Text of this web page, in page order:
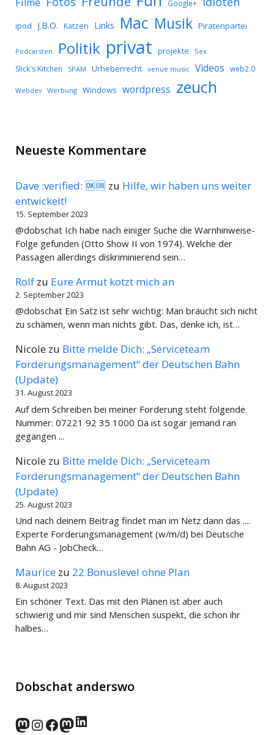
Google+
ipod J.B.O. Katzen Links Mac Musik Piratenpartei
Podcarsten Politik privat projekte Sex
Slick's Kitchen SPAM Urheberrecht venue music Videos web2.0
Webdev Werbung Windows wordpress zeuch
Neueste Kommentare
Dave :verified: 🆗🆒 zu Hilfe, wir haben uns weiter
entwickelt!
15. September 2023
@dobschat Ich habe nach einiger Suche die Warnhinweise-
Folge gefunden (Otto Show II von 1974). Welche der
Passagen allerdings diskriminierend sein…
Rolf zu Eure Armut kotzt mich an
2. September 2023
@dobschat Ein Satz ist sehr wichtig: Man braucht sich nicht
zu schämen, wenn man nichts gibt. Das, denke ich, ist…
Nicole zu Bitte melde Dich: „Serviceteam
Forderungsmanagement“ der Deutschen Bahn
(Update)
31. August 2023
Auf dem Schreiben bei meiner Forderung steht folgende
Nummer: 07221 92 35 1000 Da ist sogar jemand ran
gegangen ...
Nicole zu Bitte melde Dich: „Serviceteam
Forderungsmanagement“ der Deutschen Bahn
(Update)
25. August 2023
Und nach deinem Beitrag findet man im Netz dann das ....
Experte Forderungsmanagement (w/m/d) bei Deutsche
Bahn AG - JobCheck…
Maurice zu 22 Bonuslevel ohne Plan
8. August 2023
Ein schöner Text. Das mit den Plänen ist aber auch
schwierig und mir sind Menschen suspekt, die schon ihr
halbes…
Dobschat anderswo
norden.social
Instagram
Facebook
wp-punks.social
LinkedIn